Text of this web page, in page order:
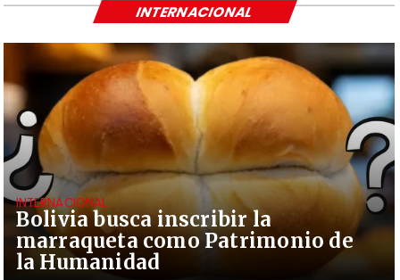
Bolivia busca inscribir la
marraqueta como Patrimonio de
la Humanidad
INTERNACIONAL
INTERNACIONAL